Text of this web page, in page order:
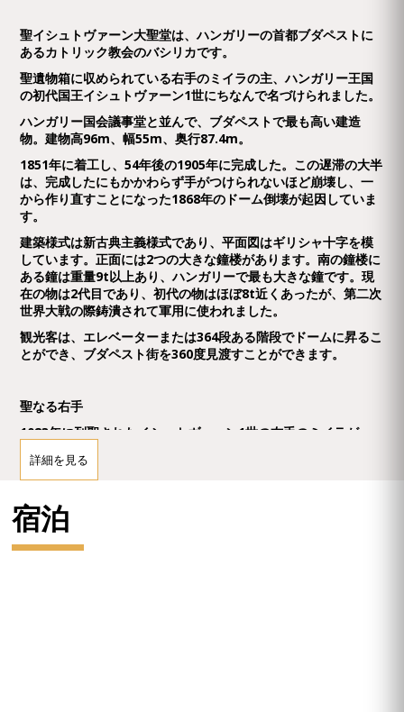
聖イシュトヴァーン大聖堂は、ハンガリーの首都ブダペストに
あるカトリック教会のバシリカです。
聖遺物箱に収められている右手のミイラの主、ハンガリー王国
の初代国王イシュトヴァーン1世にちなんで名づけられました。
ハンガリー国会議事堂と並んで、ブダペストで最も高い建造
物。建物高96m、幅55m、奥行87.4m。
1851年に着工し、54年後の1905年に完成した。この遅滞の大半
は、完成したにもかかわらず手がつけられないほど崩壊し、一
から作り直すことになった1868年のドーム倒壊が起因していま
す。
建築様式は新古典主義様式であり、平面図はギリシャ十字を模
しています。正面には2つの大きな鐘楼があります。南の鐘楼に
ある鐘は重量9t以上あり、ハンガリーで最も大きな鐘です。現
在の物は2代目であり、初代の物はほぼ8t近くあったが、第二次
世界大戦の際鋳潰されて軍用に使われました。
観光客は、エレベーターまたは364段ある階段でドームに昇るこ
とができ、ブダペスト街を360度見渡すことができます。
聖なる右手
1083年に列聖されたイシュトヴァーン1世の右手のミイラが、
トランシルヴァニアで発見されてから各地を転々とし、1771年
マリア・テレジアによってブダに戻されたものです。
詳細を見る
宿泊